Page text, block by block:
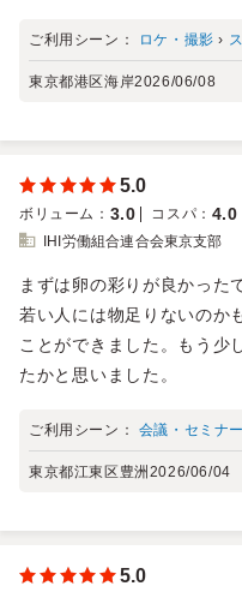
ご利用シーン： ロケ・撮影 ›
東京都港区海岸2026/06/08
5.0
ボリューム ： 3.0 コスパ ： 4.0
IHI労働組合連合会東京支部
まずは卵の彩りが良かった
若い人には物足りないのか
ことができました。もう少
たかと思いました。
ご利用シーン： 会議・セミナー
東京都江東区豊洲 2026/06/04
5.0